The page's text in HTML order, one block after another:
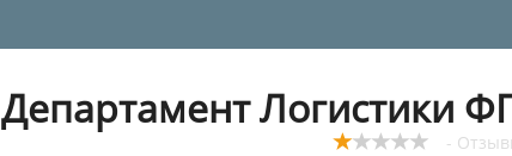
Департамент Логистики
-